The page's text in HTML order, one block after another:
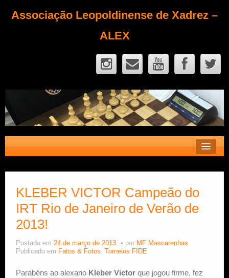
Associação Leopoldinense de Xadrez –
ALEX
Fique Sócio
Quem Somos?
Calendário
Estude Xadrez
KLEBER VICTOR Campeão do
IRT Rio de Janeiro de Verão de
2013!
Postado em 24 de março de 2013 por MF Mascarenhas
Publicado em Fatos & Fotos, Torneios FIDE
Parabéns ao alexano Kleber Victor que jogou firme, fez